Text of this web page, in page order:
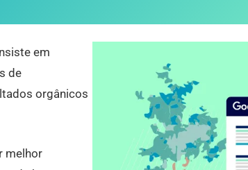
em
de
orgânicos
melhor